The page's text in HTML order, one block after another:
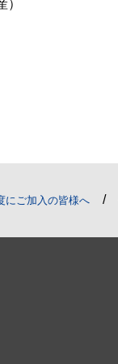
にご加入の皆様へ /